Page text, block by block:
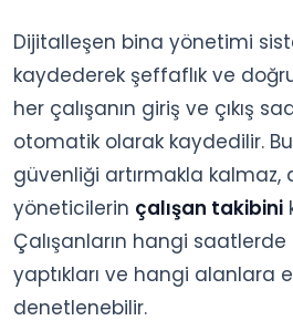
Dijitalleşen bina yönetimi
kaydederek şeffaflık ve
her çalışanın giriş ve çıkış
otomatik olarak kaydedilir.
güvenliği artırmakla kalmaz,
yöneticilerin çalışan takibini
Çalışanların hangi
yaptıkları ve hangi alanlara
denetlenebilir.